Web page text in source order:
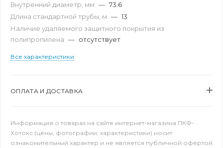
Внутренний диаметр, мм — 73.6
Длина стандартной трубы, м — 13
Наличие удаляемого защитного покрытия из
полипропилена — отсутствует
Все характеристики
ОПЛАТА И ДОСТАВКА
Информация о товарах на сайте интернет-магазина ПКФ-
Хотокс (цены, фотографии, характеристики) носит
ознакомительный характер и не является публичной офертой